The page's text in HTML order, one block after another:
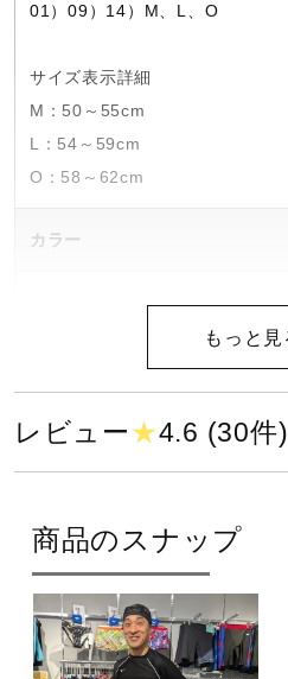
健康／エクササイズ
ジュニア／キッズ
セール
サポート
直営店一覧
01）09）14）M、L、O
サイズ表示詳細
M：50～55cm
L：54～59cm
O：58～62cm
カラー
27：ブルー
36：ライム
44：イエロー
54：オレンジ
62：レッド
63：蛍光ピンク
64：ピンク
レビュー★4.6 (30件)
商品のスナップ